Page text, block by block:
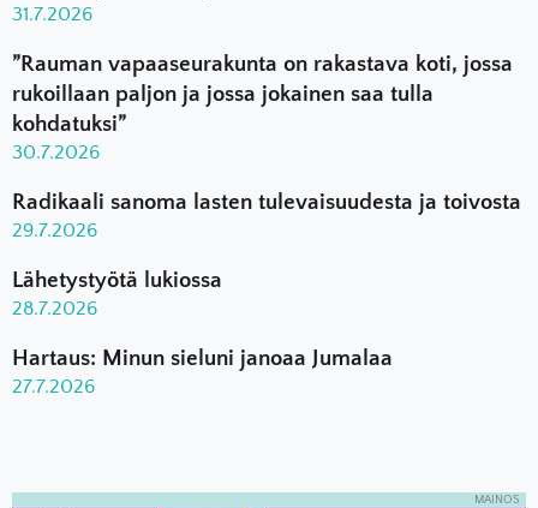
31.7.2026
”Rauman vapaaseurakunta on rakastava koti, jossa
rukoillaan paljon ja jossa jokainen saa tulla
kohdatuksi”
30.7.2026
Radikaali sanoma lasten tulevaisuudesta ja toivosta
29.7.2026
Lähetystyötä lukiossa
28.7.2026
Hartaus: Minun sieluni janoaa Jumalaa
27.7.2026
MAINOS